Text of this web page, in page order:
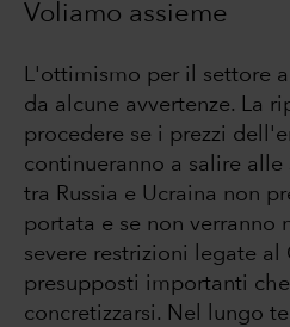
Voliamo assieme
L'ottimismo per il settore
da alcune avvertenze. La
procedere se i prezzi
continueranno a salire
tra Russia e Ucraina non
portata e se non verranno
severe restrizioni legate al
presupposti importanti
concretizzarsi. Nel lungo